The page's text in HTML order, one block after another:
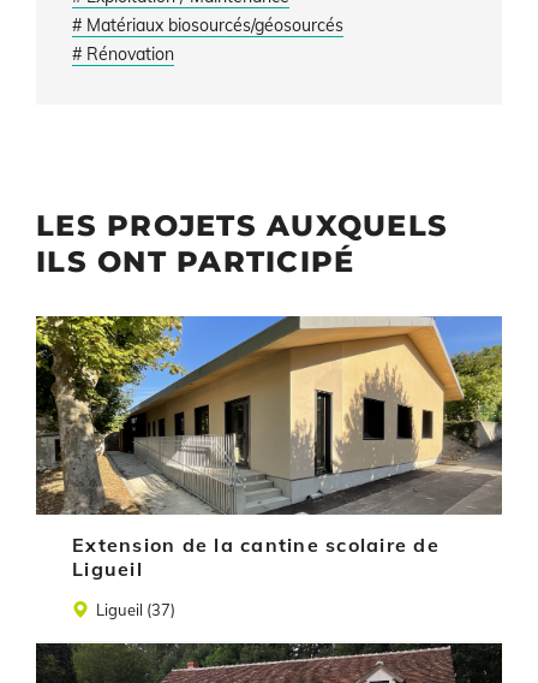
# Matériaux biosourcés/géosourcés
# Rénovation
LES PROJETS AUXQUELS
ILS ONT PARTICIPÉ
Illustration
Extension de la cantine scolaire de
Ligueil
Ligueil (37)
Illustration